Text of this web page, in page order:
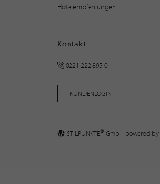
Hotelempfehlungen
Kontakt
0221 222 895 0
KUNDENLOGIN
STILPUNKTE® GmbH powered by